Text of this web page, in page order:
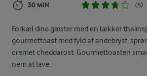
30 MIN (5)
Forkæl dine gæster med en lækker
gourmettoast med fyld af andebryst,
cremet cheddarost. Gourmettoasten
nem at lave.